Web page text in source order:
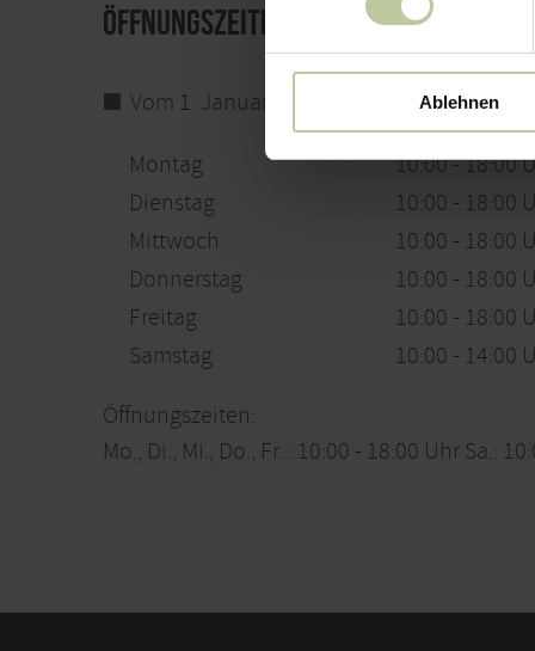
Ablehnen
Öffnungszeiten
Vom 1. Januar bis 31. Dezember
Montag
10:00 - 18:00
Dienstag
10:00 - 18:00
Mittwoch
10:00 - 18:00
Donnerstag
10:00 - 18:00
Freitag
10:00 - 18:00
Samstag
10:00 - 14:00
Öffnungszeiten:
Mo., Di., Mi., Do., Fr. : 10:00 - 18:00 Uhr Sa.: